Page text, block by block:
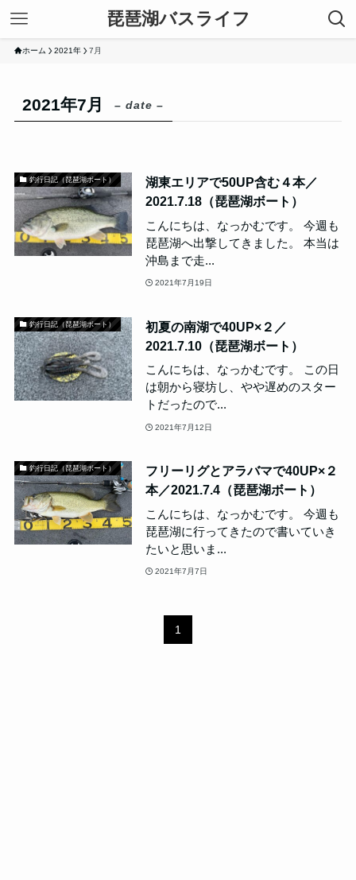
琵琶湖バスライフ
ホーム 2021年 7月
2021年7月 – date –
釣行日記（琵琶湖ボート）
湖東エリアで50UP含む４本／
2021.7.18（琵琶湖ボート）
こんにちは、なっかむです。 今週も
琵琶湖へ出撃してきました。 本当は
沖島まで走...
2021年7月19日
釣行日記（琵琶湖ボート）
初夏の南湖で40UP×２／
2021.7.10（琵琶湖ボート）
こんにちは、なっかむです。 この日
は朝から寝坊し、やや遅めのスター
トだったので...
2021年7月12日
釣行日記（琵琶湖ボート）
フリーリグとアラバマで40UP×２
本／2021.7.4（琵琶湖ボート）
こんにちは、なっかむです。 今週も
琵琶湖に行ってきたので書いていき
たいと思いま...
2021年7月7日
1